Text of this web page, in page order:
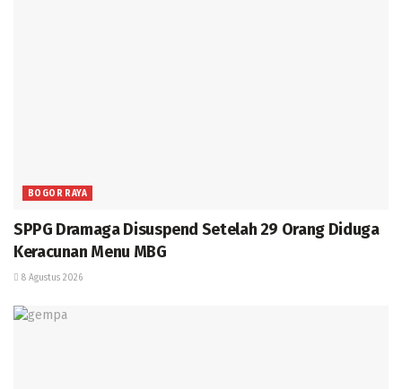
BOGOR RAYA
SPPG Dramaga Disuspend Setelah 29 Orang Diduga
Keracunan Menu MBG
8 Agustus 2026